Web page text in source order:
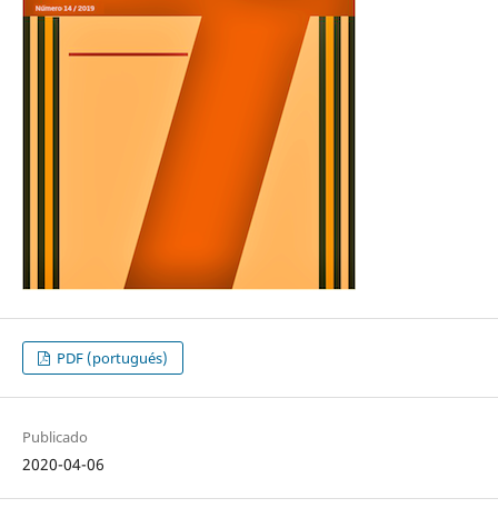
PDF (portugués)
Publicado
2020-04-06